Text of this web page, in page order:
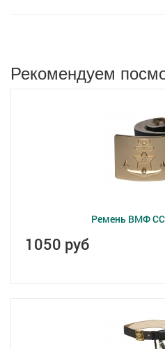
Рекомендуем
Ремень ВМФ
1050 руб